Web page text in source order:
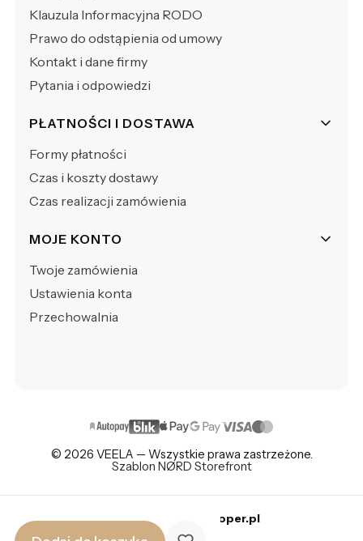
Klauzula Informacyjna RODO
Prawo do odstąpienia od umowy
Kontakt i dane firmy
Pytania i odpowiedzi
PŁATNOŚCI I DOSTAWA
Formy płatności
Czas i koszty dostawy
Czas realizacji zamówienia
MOJE KONTO
Twoje zamówienia
Ustawienia konta
Przechowalnia
© 2026 VEELA — Wszystkie prawa zastrzeżone.
Szablon NØRD Storefront
Sklep internetowy Shoper.pl